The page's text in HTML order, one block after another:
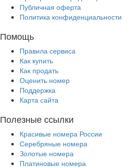
Публичная оферта
Политика конфиденциальности
Помощь
Правила сервиса
Как купить
Как продать
Оценить номер
Поддержка
Карта сайта
Полезные ссылки
Красивые номера России
Серебряные номера
Золотые номера
Платиновые номера